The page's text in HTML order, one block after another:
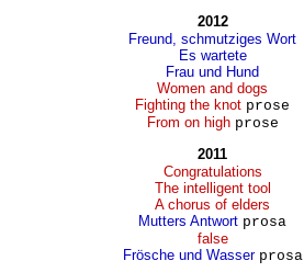
2012
Freund, schmutziges Wort
Es wartete
Frau und Hund
Women and dogs
Fighting the knot prose
From on high prose
2011
Congratulations
The intelligent tool
A chorus of elders
Mutters Antwort prosa
false
Frösche und Wasser prosa